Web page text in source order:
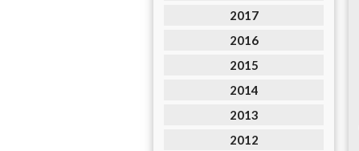
2017
2016
2015
2014
2013
2012